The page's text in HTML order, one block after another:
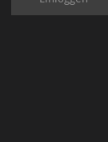
de